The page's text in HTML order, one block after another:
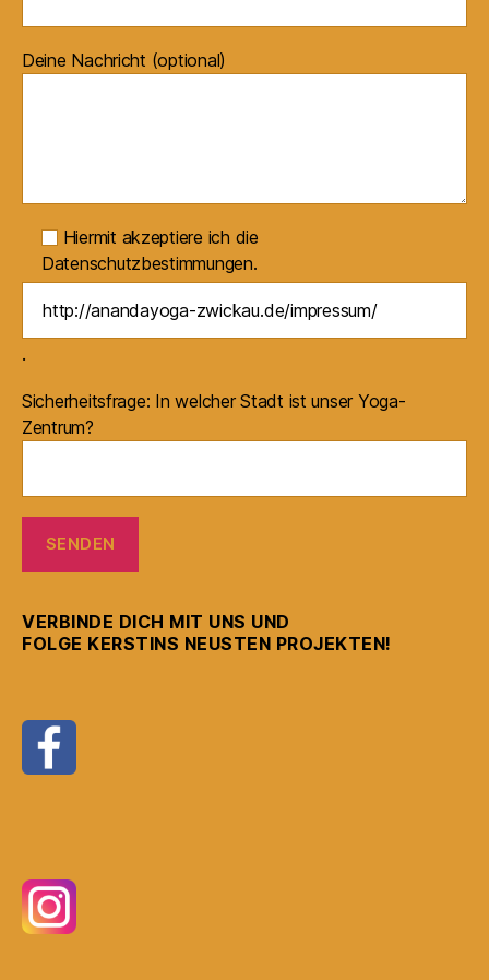
Deine Nachricht (optional)
Hiermit akzeptiere ich die
Datenschutzbestimmungen.
.
Sicherheitsfrage: In welcher Stadt ist unser Yoga-
Zentrum?
VERBINDE DICH MIT UNS UND
FOLGE KERSTINS NEUSTEN PROJEKTEN!